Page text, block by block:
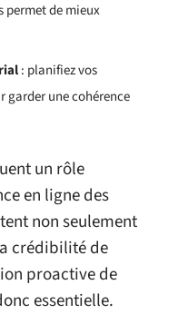
permet de mieux
: planifiez vos
garder une cohérence
un rôle
en ligne des
non seulement
crédibilité de
proactive de
essentielle.